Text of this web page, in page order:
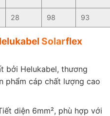
28 98 93
Solarflex
bởi Helukabel, thương
phẩm cáp chất lượng cao
diện 6mm², phù hợp với